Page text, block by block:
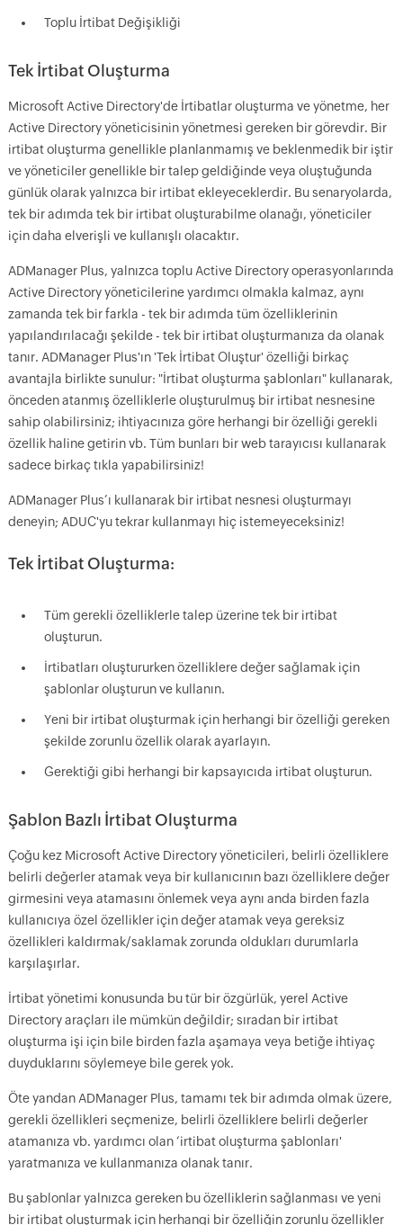
Toplu İrtibat Değişikliği
Tek İrtibat Oluşturma
Microsoft Active Directory'de İrtibatlar oluşturma ve yönetme, her
Active Directory yöneticisinin yönetmesi gereken bir görevdir. Bir
irtibat oluşturma genellikle planlanmamış ve beklenmedik bir iştir
ve yöneticiler genellikle bir talep geldiğinde veya oluştuğunda
günlük olarak yalnızca bir irtibat ekleyeceklerdir. Bu senaryolarda,
tek bir adımda tek bir irtibat oluşturabilme olanağı, yöneticiler
için daha elverişli ve kullanışlı olacaktır.
ADManager Plus, yalnızca toplu Active Directory operasyonlarında
Active Directory yöneticilerine yardımcı olmakla kalmaz, aynı
zamanda tek bir farkla - tek bir adımda tüm özelliklerinin
yapılandırılacağı şekilde - tek bir irtibat oluşturmanıza da olanak
tanır. ADManager Plus'ın 'Tek İrtibat Oluştur' özelliği birkaç
avantajla birlikte sunulur: "İrtibat oluşturma şablonları" kullanarak,
önceden atanmış özelliklerle oluşturulmuş bir irtibat nesnesine
sahip olabilirsiniz; ihtiyacınıza göre herhangi bir özelliği gerekli
özellik haline getirin vb. Tüm bunları bir web tarayıcısı kullanarak
sadece birkaç tıkla yapabilirsiniz!
ADManager Plus’ı kullanarak bir irtibat nesnesi oluşturmayı
deneyin; ADUC'yu tekrar kullanmayı hiç istemeyeceksiniz!
Tek İrtibat Oluşturma:
Tüm gerekli özelliklerle talep üzerine tek bir irtibat
oluşturun.
İrtibatları oluştururken özelliklere değer sağlamak için
şablonlar oluşturun ve kullanın.
Yeni bir irtibat oluşturmak için herhangi bir özelliği gereken
şekilde zorunlu özellik olarak ayarlayın.
Gerektiği gibi herhangi bir kapsayıcıda irtibat oluşturun.
Şablon Bazlı İrtibat Oluşturma
Çoğu kez Microsoft Active Directory yöneticileri, belirli özelliklere
belirli değerler atamak veya bir kullanıcının bazı özelliklere değer
girmesini veya atamasını önlemek veya aynı anda birden fazla
kullanıcıya özel özellikler için değer atamak veya gereksiz
özellikleri kaldırmak/saklamak zorunda oldukları durumlarla
karşılaşırlar.
İrtibat yönetimi konusunda bu tür bir özgürlük, yerel Active
Directory araçları ile mümkün değildir; sıradan bir irtibat
oluşturma işi için bile birden fazla aşamaya veya betiğe ihtiyaç
duyduklarını söylemeye bile gerek yok.
Öte yandan ADManager Plus, tamamı tek bir adımda olmak üzere,
gerekli özellikleri seçmenize, belirli özelliklere belirli değerler
atamanıza vb. yardımcı olan ‘irtibat oluşturma şablonları'
yaratmanıza ve kullanmanıza olanak tanır.
Bu şablonlar yalnızca gereken bu özelliklerin sağlanması ve yeni
bir irtibat oluşturmak için herhangi bir özelliğin zorunlu özellikler